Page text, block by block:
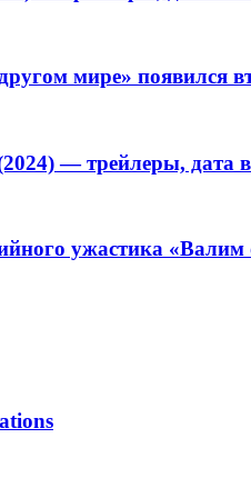
мире» появился
— трейлеры, дата
ужастика «Валим